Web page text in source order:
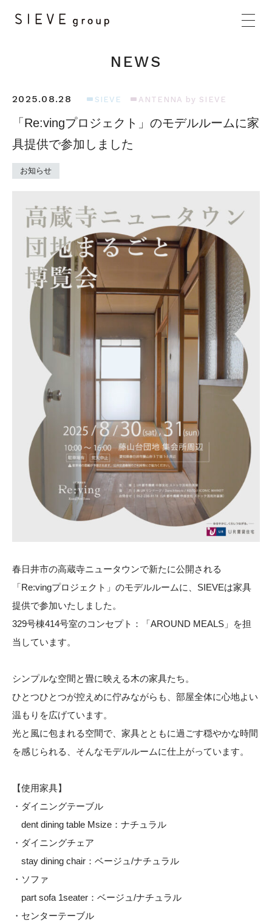
CONCEPT
PRODUCTS
SHOP
CATALOG
ONLINE STORE
NEWS
2025.08.28 SIEVE ANTENNA by SIEVE
「Re:vingプロジェクト」のモデルルームに家
具提供で参加しました
お知らせ
春日井市の高蔵寺ニュータウンで新たに公開される
「Re:vingプロジェクト」のモデルルームに、SIEVEは家具
提供で参加いたしました。
329号棟414号室のコンセプト：「AROUND MEALS」を担
当しています。
シンプルな空間と畳に映える木の家具たち。
ひとつひとつが控えめに佇みながらも、部屋全体に心地よい
温もりを広げています。
光と風に包まれる空間で、家具とともに過ごす穏やかな時間
を感じられる、そんなモデルルームに仕上がっています。
【使用家具】
・ダイニングテーブル
dent dining table Msize：ナチュラル
・ダイニングチェア
stay dining chair：ベージュ/ナチュラル
・ソファ
part sofa 1seater：ベージュ/ナチュラル
・センターテーブル